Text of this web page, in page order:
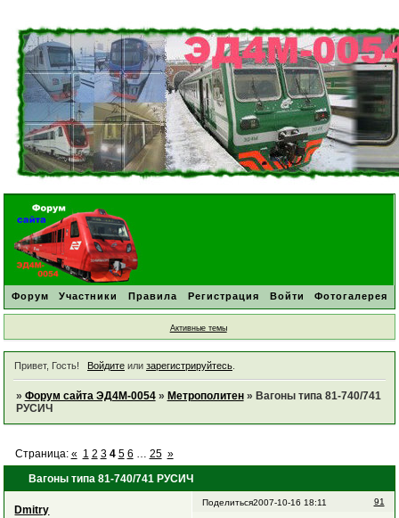
Форум Участники Правила Регистрация Войти Фотогалерея
Активные темы
Привет, Гость! Войдитеили зарегистрируйтесь.
» Форум сайта ЭД4М-0054 » Метрополитен » Вагоны типа 81-740/741
РУСИЧ
Вагоны типа 81-740/741 РУСИЧ
Страница: « 1 2 3 4 5 6 25 »
Поделиться 91
2007-10-16 18:11
Dmitry